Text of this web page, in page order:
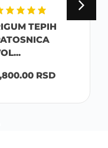
RIGUM
2,800.00